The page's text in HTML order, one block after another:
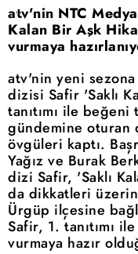
atv'nin NTC
Kalan Bir Aşk
vurmaya
atv'nin yeni
dizisi Safir 'Saklı
tanıtımı ile beğeni
gündemine oturan
övgüleri kaptı.
Yağız ve Burak
dizi Safir, 'Saklı
da dikkatleri
Ürgüp ilçesine
Safir, 1. tanıtımı
vurmaya hazır